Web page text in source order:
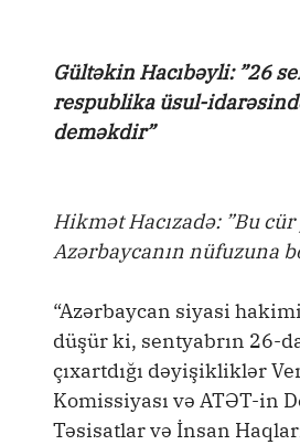
Gültəkin Hacıbəyli: ”26
respublika üsul-
deməkdir”
Hikmət Hacızadə: ”Bu
Azərbaycanın nüfuzuna
“Azərbaycan siyasi
düşür ki, sentyabrın 26-
çıxartdığı dəyişikliklər
Komissiyası və ATƏT-in
Təsisatlar və İnsan